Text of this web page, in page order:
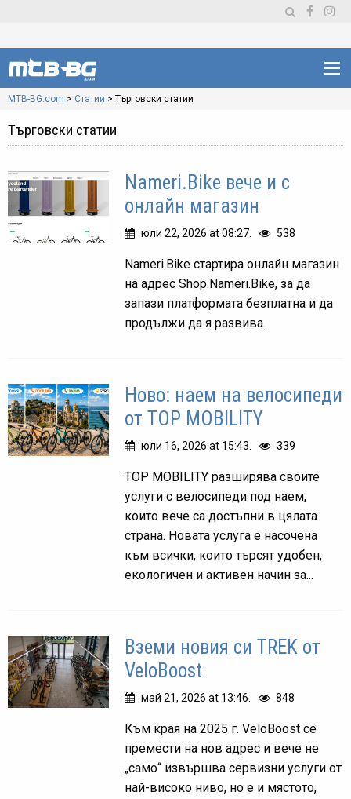
MTB-BG.com > Статии > Търговски статии
Търговски статии
Nameri.Bike вече и с
онлайн магазин
юли 22, 2026 at 08:27. 538
Nameri.Bike стартира онлайн магазин
на адрес Shop.Nameri.Bike, за да
запази платформата безплатна и да
продължи да я развива.
Ново: наем на велосипеди
от TOP MOBILITY
юли 16, 2026 at 15:43. 339
TOP MOBILITY разширява своите
услуги с велосипеди под наем,
които вече са достъпни в цялата
страна. Новата услуга е насочена
към всички, които търсят удобен,
екологичен и активен начин за...
Вземи новия си TREK от
VeloBoost
май 21, 2026 at 13:46. 848
Към края на 2025 г. VeloBoost се
премести на нов адрес и вече не
„само“ извършва сервизни услуги от
най-високо ниво, но е и мястото,